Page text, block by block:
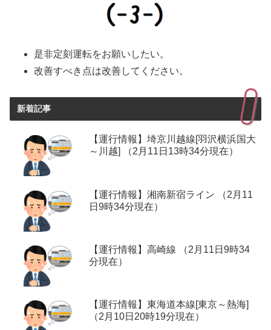
是非定刻運転をお願いしたい。
改善すべき点は改善してください。
新着記事
【運行情報】埼京川越線[羽沢横浜国大
～川越] （2月11日13時34分現在）
【運行情報】湘南新宿ライン （2月11
日9時34分現在）
【運行情報】高崎線 （2月11日9時34
分現在）
【運行情報】東海道本線[東京～熱海]
（2月10日20時19分現在）